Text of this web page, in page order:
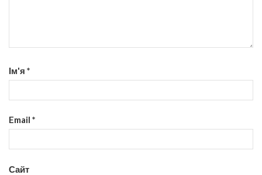
Ім'я *
Email *
Сайт